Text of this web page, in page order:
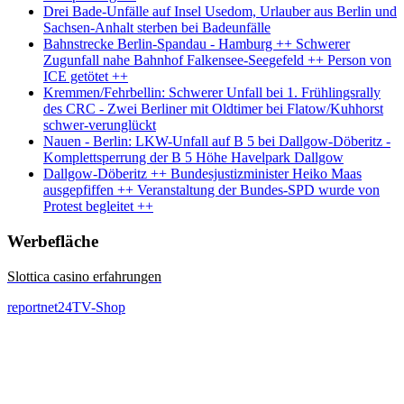
Drei Bade-Unfälle auf Insel Usedom, Urlauber aus Berlin und
Sachsen-Anhalt sterben bei Badeunfälle
Bahnstrecke Berlin-Spandau - Hamburg ++ Schwerer
Zugunfall nahe Bahnhof Falkensee-Seegefeld ++ Person von
ICE getötet ++
Kremmen/Fehrbellin: Schwerer Unfall bei 1. Frühlingsrally
des CRC - Zwei Berliner mit Oldtimer bei Flatow/Kuhhorst
schwer-verunglückt
Nauen - Berlin: LKW-Unfall auf B 5 bei Dallgow-Döberitz -
Komplettsperrung der B 5 Höhe Havelpark Dallgow
Dallgow-Döberitz ++ Bundesjustizminister Heiko Maas
ausgepfiffen ++ Veranstaltung der Bundes-SPD wurde von
Protest begleitet ++
Werbefläche
Slottica casino erfahrungen
reportnet24TV-Shop